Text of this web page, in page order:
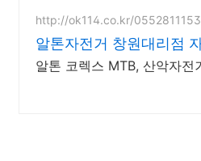
http://ok114.co.kr/0552811153
알톤자전거 창원대리점
알톤 코렉스 MTB, 산악자